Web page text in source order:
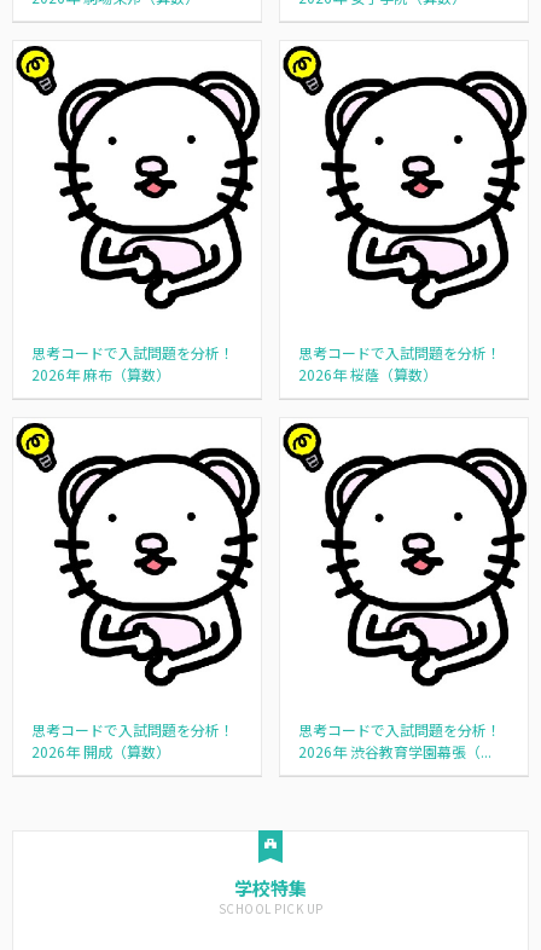
思考コードで入試問題を分析！
2026年 麻布（算数）
思考コードで入試問題を分析！
2026年 桜蔭（算数）
思考コードで入試問題を分析！
2026年 開成（算数）
思考コードで入試問題を分析！
2026年 渋谷教育学園幕張（...
学校特集